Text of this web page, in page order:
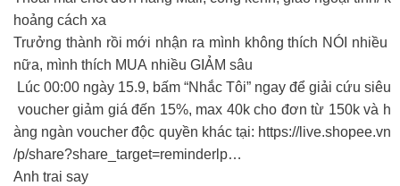
hoảng cách xa
Trưởng thành rồi mới nhận ra mình không thích NÓI nhiều
nữa, mình thích MUA nhiều GIẢM sâu ‍
Lúc 00:00 ngày 15.9, bấm “Nhắc Tôi” ngay để giải cứu siêu
voucher giảm giá đến 15%, max 40k cho đơn từ 150k và h
àng ngàn voucher độc quyền khác tại: https://live.shopee.vn
/p/share?share_target=reminderlp…
Anh trai say